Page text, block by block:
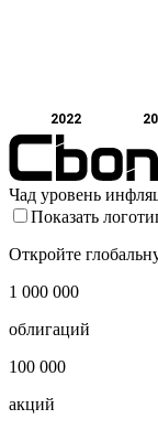
2022
Чад уровень
Показать
Откройте
1 000 000
облигаций
100 000
акций